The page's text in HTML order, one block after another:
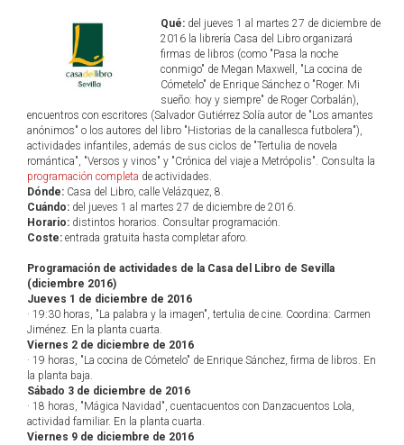
Qué:del jueves 1 al martes 27 de diciembre de
2016 la librería Casa del Libro organizará
firmas de libros (como "Pasa la noche
conmigo" de Megan Maxwell, "La cocina de
Cómetelo" de Enrique Sánchez o "Roger. Mi
sueño: hoy y siempre" de Roger Corbalán),
encuentros con escritores (Salvador Gutiérrez Solía autor de "Los amantes
anónimos" o los autores del libro "Historias de la canallesca futbolera"),
actividades infantiles, además de sus ciclos de "Tertulia de novela
romántica", "Versos y vinos" y "Crónica del viaje a Metrópolis". Consulta la
programación completa de actividades.
Dónde: Casa del Libro, calle Velázquez, 8.
Cuándo: del jueves 1 al martes 27 de diciembre de 2016.
Horario: distintos horarios. Consultar programación.
Coste: entrada gratuita hasta completar aforo.
Programación de actividades de la Casa del Libro de Sevilla
(diciembre 2016)
Jueves 1 de diciembre de 2016
· 19:30 horas, "La palabra y la imagen", tertulia de cine. Coordina: Carmen
Jiménez. En la planta cuarta.
Viernes 2 de diciembre de 2016
· 19 horas, "La cocina de Cómetelo" de Enrique Sánchez, firma de libros. En
la planta baja.
Sábado 3 de diciembre de 2016
· 18 horas, "Mágica Navidad", cuentacuentos con Danzacuentos Lola,
actividad familiar. En la planta cuarta.
Viernes 9 de diciembre de 2016